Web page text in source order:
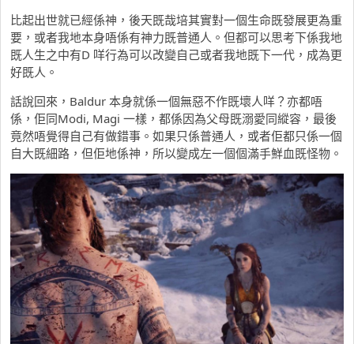
比起出世就已經係神，後天既哉培其實對一個生命既發展更為重
要，或者我地本身唔係有神力既普通人。但都可以思考下係我地
既人生之中有D 咩行為可以改變自己或者我地既下一代，成為更
好既人。
話說回來，Baldur 本身就係一個無惡不作既壞人咩？亦都唔
係，佢同Modi, Magi 一樣，都係因為父母既溺愛同縱容，最後
竟然唔覺得自己有做錯事。如果只係普通人，或者佢都只係一個
自大既細路，但佢地係神，所以變成左一個個滿手鮮血既怪物。